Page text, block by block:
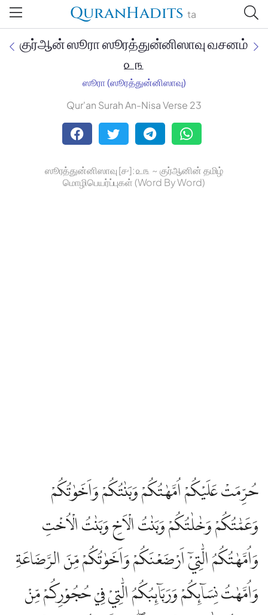
QuranHadits ta
Jan Trust Foundation
Mufti Omar Sheriff Qasimi,
குர்ஆன் ஸூரா ஸூரத்துன்னிஸாவு வசனம்
௨௩
ஸூரா (ஸூரத்துன்னிஸாவு)
Qur'an Surah An-Nisa Verse 23
ஸூரத்துன்னிஸாவு [௪]: ௨௩ ~ குர்ஆனின் தமிழ்
மொழிபெயர்ப்புகள் (Word By Word)
حُرِّمَتْ عَلَيْكُمْ اُمَّهٰتُكُمْ وَبَنٰتُكُمْ وَاَخَوٰتُكُمْ
وَعَمّٰتُكُمْ وَخٰلٰتُكُمْ وَبَنٰتُ الْاَخِ وَبَنٰتُ الْاُخْتِ
وَاُمَّهٰتُكُمُ الّٰتِيْٓ اَرْضَعْنَكُمْ وَاَخَوٰتُكُمْ مِّنَ الرَّضَاعَةِ
وَاُمَّهٰتُ نِسَاۤىِٕكُمْ وَرَبَاۤىِٕبُكُمُ الّٰتِيْ فِيْ حُجُوْرِكُمْ مِّنْ